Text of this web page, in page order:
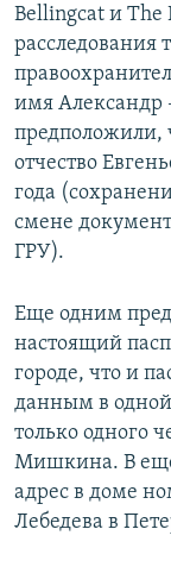
Bellingcat и The
расследования
имя Александр
предположили,
отчество
года
смене
ГРУ).
Еще одним
настоящий
городе, что и
данным в одной
только одного
Мишкина. В еще
адрес в доме
Лебедева в